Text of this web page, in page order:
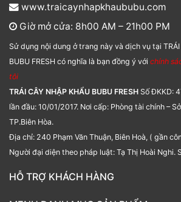
www.traicaynhapkhaububu.com
Giờ mở cửa: 8h00 AM – 21h00 PM
Sử dụng nội dung ở trang này và dịch vụ tại TRÁI
BUBU FRESH có nghĩa là bạn đồng ý với chính
tôi
TRÁI CÂY NHẬP KHẨU BUBU FRESH Số ĐKKD:
lần đầu: 10/01/2017. Nơi cấp: Phòng tài chính –
TP.Biên Hòa.
Địa chỉ: 240 Phạm Văn Thuận, Biên Hoà, ( gần
Người đại diện theo pháp luật: Tạ Thị Hoài Nghi.
HỖ TRỢ KHÁCH HÀNG